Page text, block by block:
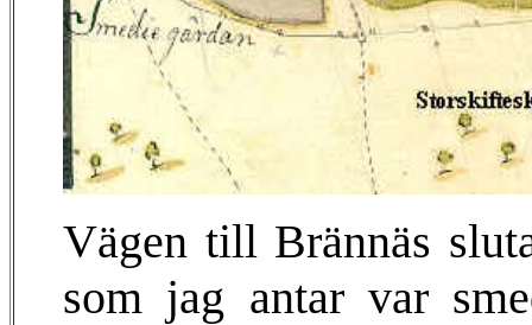
Vägen till Brännäs
som jag antar var